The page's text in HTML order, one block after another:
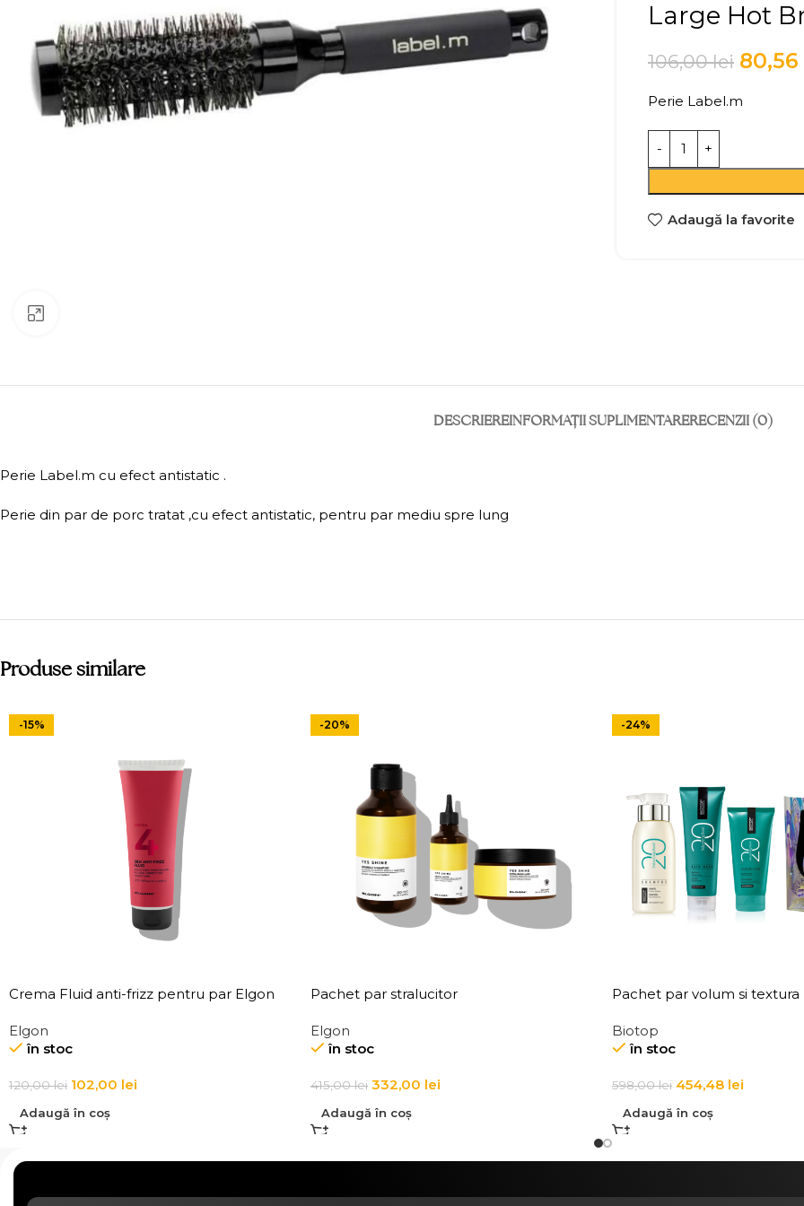
Large Hot
106,00lei 80,56
Perie Label.m
Adaugă la favorite
DESCRIEREINFORMAȚII SUPLIMENTARERECENZII (0)
Perie Label.m cu efect antistatic .
Perie din par de porc tratat ,cu efect antistatic, pentru par mediu spre lung
Produse similare
-15%
Crema Fluid anti-frizz pentru par Elgon
Elgon
în stoc
120,00lei 102,00 lei
Adaugă în coș
-20%
Pachet par stralucitor
Elgon
în stoc
415,00lei 332,00 lei
Adaugă în coș
-24%
Pachet par volum si textura
Biotop
în stoc
598,00lei 454,48 lei
Adaugă în coș